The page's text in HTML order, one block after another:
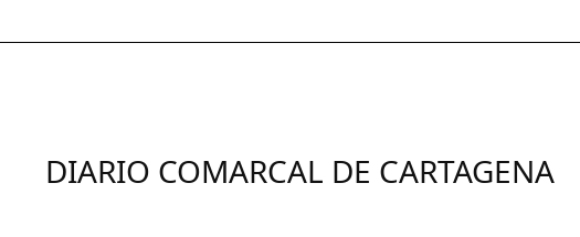
DIARIO COMARCAL DE CARTAGENA